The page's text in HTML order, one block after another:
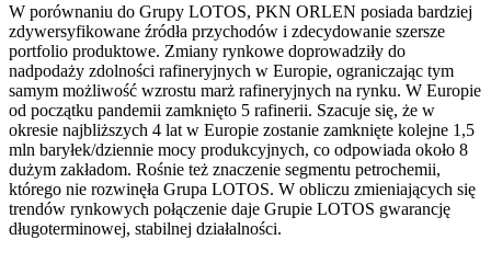
W porównaniu do Grupy LOTOS, PKN ORLEN posiada bardziej
zdywersyfikowane źródła przychodów i zdecydowanie szersze
portfolio produktowe. Zmiany rynkowe doprowadziły do
nadpodaży zdolności rafineryjnych w Europie, ograniczając tym
samym możliwość wzrostu marż rafineryjnych na rynku. W Europie
od początku pandemii zamknięto 5 rafinerii. Szacuje się, że w
okresie najbliższych 4 lat w Europie zostanie zamknięte kolejne 1,5
mln baryłek/dziennie mocy produkcyjnych, co odpowiada około 8
dużym zakładom. Rośnie też znaczenie segmentu petrochemii,
którego nie rozwinęła Grupa LOTOS. W obliczu zmieniających się
trendów rynkowych połączenie daje Grupie LOTOS gwarancję
długoterminowej, stabilnej działalności.